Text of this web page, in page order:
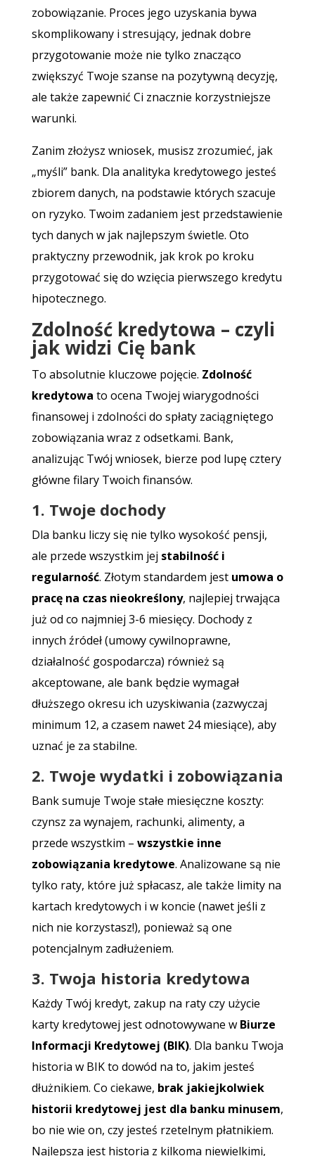
zobowiązanie. Proces jego uzyskania bywa
skomplikowany i stresujący, jednak dobre
przygotowanie może nie tylko znacząco
zwiększyć Twoje szanse na pozytywną decyzję,
ale także zapewnić Ci znacznie korzystniejsze
warunki.
Zanim złożysz wniosek, musisz zrozumieć, jak
„myśli” bank. Dla analityka kredytowego jesteś
zbiorem danych, na podstawie których szacuje
on ryzyko. Twoim zadaniem jest przedstawienie
tych danych w jak najlepszym świetle. Oto
praktyczny przewodnik, jak krok po kroku
przygotować się do wzięcia pierwszego kredytu
hipotecznego.
Zdolność kredytowa – czyli
jak widzi Cię bank
To absolutnie kluczowe pojęcie. Zdolność
kredytowa to ocena Twojej wiarygodności
finansowej i zdolności do spłaty zaciągniętego
zobowiązania wraz z odsetkami. Bank,
analizując Twój wniosek, bierze pod lupę cztery
główne filary Twoich finansów.
1. Twoje dochody
Dla banku liczy się nie tylko wysokość pensji,
ale przede wszystkim jej stabilność i
regularność. Złotym standardem jest umowa o
pracę na czas nieokreślony, najlepiej trwająca
już od co najmniej 3-6 miesięcy. Dochody z
innych źródeł (umowy cywilnoprawne,
działalność gospodarcza) również są
akceptowane, ale bank będzie wymagał
dłuższego okresu ich uzyskiwania (zazwyczaj
minimum 12, a czasem nawet 24 miesiące), aby
uznać je za stabilne.
2. Twoje wydatki i zobowiązania
Bank sumuje Twoje stałe miesięczne koszty:
czynsz za wynajem, rachunki, alimenty, a
przede wszystkim – wszystkie inne
zobowiązania kredytowe. Analizowane są nie
tylko raty, które już spłacasz, ale także limity na
kartach kredytowych i w koncie (nawet jeśli z
nich nie korzystasz!), ponieważ są one
potencjalnym zadłużeniem.
3. Twoja historia kredytowa
Każdy Twój kredyt, zakup na raty czy użycie
karty kredytowej jest odnotowywane w Biurze
Informacji Kredytowej (BIK). Dla banku Twoja
historia w BIK to dowód na to, jakim jesteś
dłużnikiem. Co ciekawe, brak jakiejkolwiek
historii kredytowej jest dla banku minusem,
bo nie wie on, czy jesteś rzetelnym płatnikiem.
Najlepsza jest historia z kilkoma niewielkimi,